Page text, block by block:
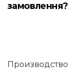
замовлення?